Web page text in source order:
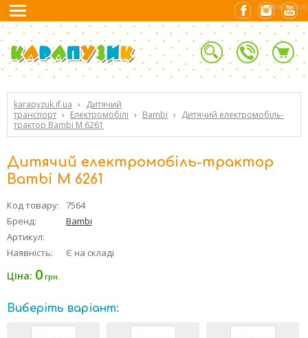
karapyzuk.if.ua › Дитячий
транспорт › Електромобілі › Bambi › Дитячий електромобіль-
трактор Bambi M 6261
Дитячий електромобіль-трактор
Bambi M 6261
Код товару:
7564
Бренд:
Bambi
Артикул:
Наявність:
Є на складі
Ціна: 0 грн.
Виберіть варіант:
0.04376101 (7)